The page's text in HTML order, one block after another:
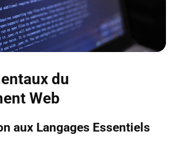
du
Web
aux Langages Essentiels